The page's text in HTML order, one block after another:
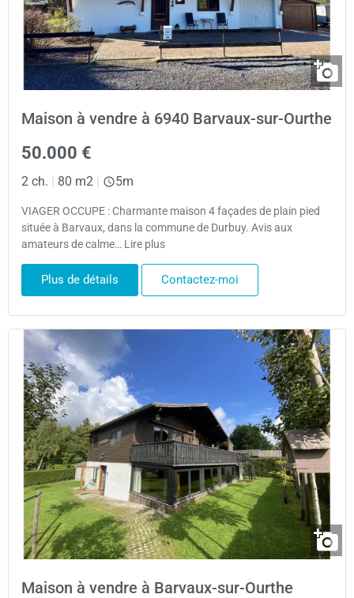
Maison à vendre à 6940 Barvaux-sur-Ourthe
50.000 €
2 ch. | 80 m2 | 5m
VIAGER OCCUPE : Charmante maison 4 façades de plain pied
située à Barvaux, dans la commune de Durbuy. Avis aux
amateurs de calme… Lire plus
Plus de détails Contactez-moi
Maison à vendre à Barvaux-sur-Ourthe